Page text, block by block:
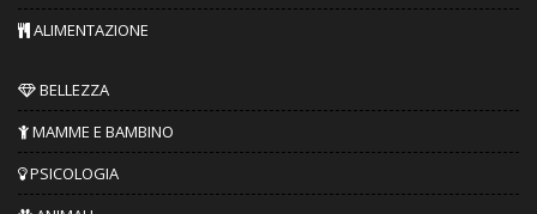
ALIMENTAZIONE
BELLEZZA
MAMME E BAMBINO
PSICOLOGIA